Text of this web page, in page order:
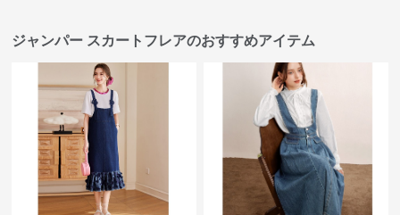
ジャンパー スカートフレアのおすすめアイテム